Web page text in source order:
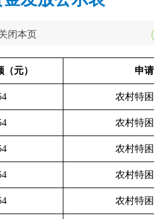
闭本页
元） 申
农村特
农村特
农村特
农村特
农村特